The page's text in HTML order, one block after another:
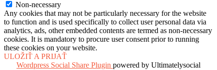
Non-necessary
Any cookies that may not be particularly necessary for the website
to function and is used specifically to collect user personal data via
analytics, ads, other embedded contents are termed as non-necessary
cookies. It is mandatory to procure user consent prior to running
these cookies on your website.
ULOŽIŤ A PRIJAŤ
Wordpress Social Share Plugin powered by Ultimatelysocial